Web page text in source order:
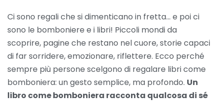
Ci sono regali che si dimenticano in fretta… e poi ci
sono le bomboniere e i libri! Piccoli mondi da
scoprire, pagine che restano nel cuore, storie capaci
di far sorridere, emozionare, riflettere. Ecco perché
sempre più persone scelgono di regalare libri come
bomboniera: un gesto semplice, ma profondo. Un
libro come bomboniera racconta qualcosa di sé